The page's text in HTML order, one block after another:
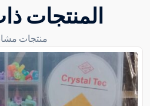
المنتجات
منتجات